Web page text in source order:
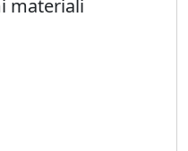
materiali